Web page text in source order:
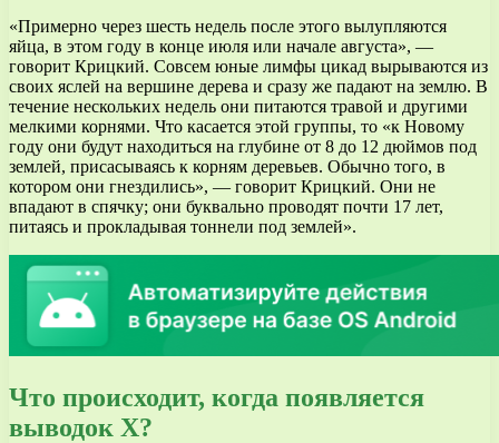
«Примерно через шесть недель после этого вылупляются
яйца, в этом году в конце июля или начале августа», —
говорит Крицкий. Совсем юные лимфы цикад вырываются из
своих яслей на вершине дерева и сразу же падают на землю. В
течение нескольких недель они питаются травой и другими
мелкими корнями. Что касается этой группы, то «к Новому
году они будут находиться на глубине от 8 до 12 дюймов под
землей, присасываясь к корням деревьев. Обычно того, в
котором они гнездились», — говорит Крицкий. Они не
впадают в спячку; они буквально проводят почти 17 лет,
питаясь и прокладывая тоннели под землей».
Что происходит, когда появляется
выводок X?